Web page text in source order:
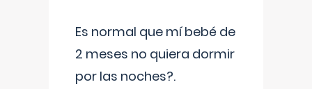
Es normal que mí bebé de
2 meses no quiera dormir
por las noches?.